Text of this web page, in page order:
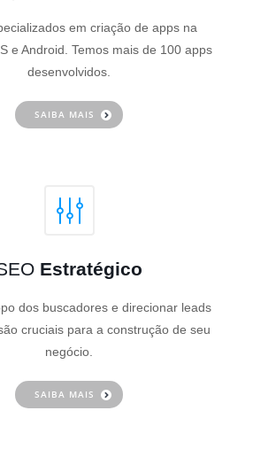
em criação de apps na
e Android. Temos mais de 100 apps
desenvolvidos.
SAIBA MAIS
Estratégico
dos buscadores e direcionar leads
cruciais para a construção de seu
negócio.
SAIBA MAIS